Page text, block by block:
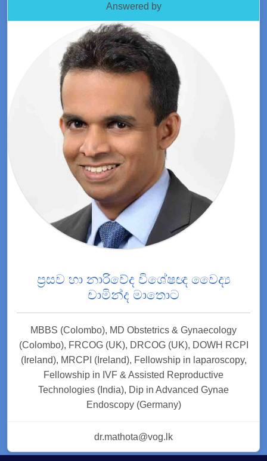
Answered by
ප්‍රසව හා නාරිවේද විශේෂඥ වෛද්‍ය
චාමින්ද මාතොට
MBBS (Colombo), MD Obstetrics & Gynaecology
(Colombo), FRCOG (UK), DRCOG (UK), DOWH RCPI
(Ireland), MRCPI (Ireland), Fellowship in laparoscopy,
Fellowship in IVF & Assisted Reproductive
Technologies (India), Dip in Advanced Gynae
Endoscopy (Germany)
dr.mathota@vog.lk